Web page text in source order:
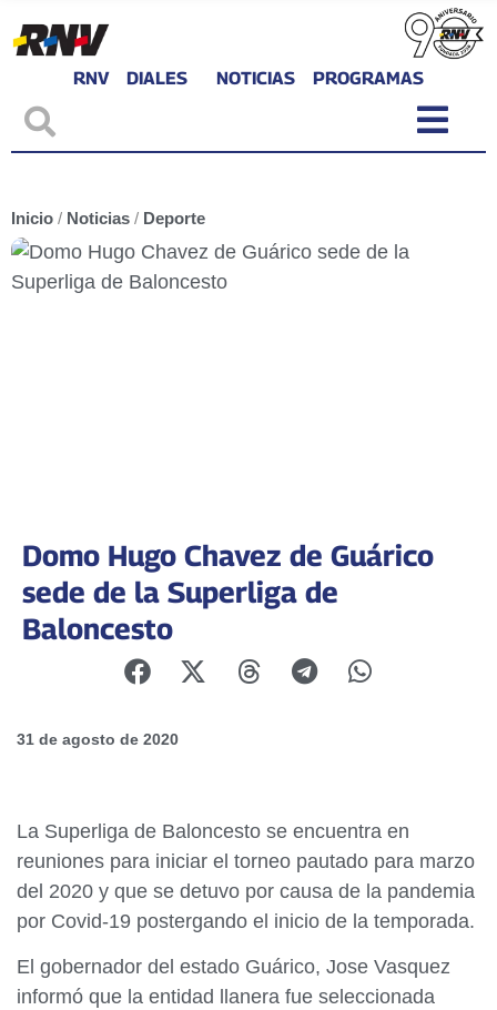
RNV DIALES NOTICIAS PROGRAMAS
Inicio / Noticias / Deporte
Domo Hugo Chavez de Guárico
sede de la Superliga de
Baloncesto
31 de agosto de 2020
La Superliga de Baloncesto se encuentra en
reuniones para iniciar el torneo pautado para marzo
del 2020 y que se detuvo por causa de la pandemia
por Covid-19 postergando el inicio de la temporada.
El gobernador del estado Guárico, Jose Vasquez
informó que la entidad llanera fue seleccionada